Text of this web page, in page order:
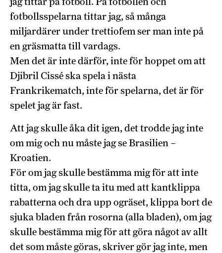
fotbollsspelarna tittar jag, så många
miljardärer under trettiofem ser man inte på
en gräsmatta till vardags.
Men det är inte därför, inte för hoppet om att
Djibril Cissé ska spela i nästa
Frankrikematch, inte för spelarna, det är för
spelet jag är fast.
Att jag skulle åka dit igen, det trodde jag inte
om mig och nu måste jag se Brasilien –
Kroatien.
För om jag skulle bestämma mig för att inte
titta, om jag skulle ta itu med att kantklippa
rabatterna och dra upp ogräset, klippa bort de
sjuka bladen från rosorna (alla bladen), om jag
skulle bestämma mig för att göra något av allt
det som måste göras, skriver gör jag inte, men